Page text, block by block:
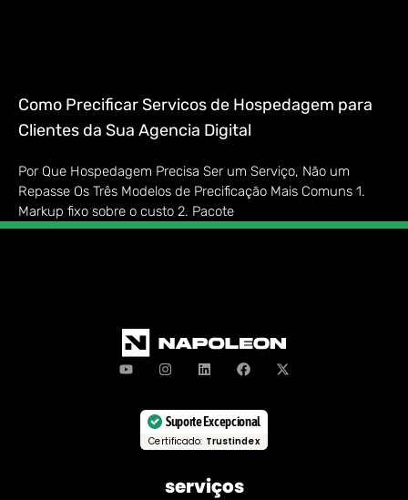
Como Precificar Servicos de Hospedagem para
Clientes da Sua Agencia Digital
Por Que Hospedagem Precisa Ser um Serviço, Não um
Repasse Os Três Modelos de Precificação Mais Comuns 1.
Markup fixo sobre o custo 2. Pacote
Suporte Excepcional
Certificado: Trustindex
serviços